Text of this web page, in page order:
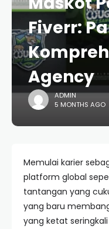
Fiverr:
Agency
ADMIN
5 MONTHS AGO
Memulai karier
platform global
tantangan yang
yang baru
yang ketat